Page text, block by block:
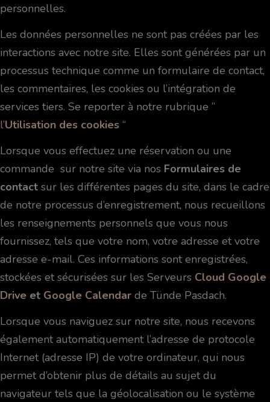
personnelles.
Les données personnelles ne sont pas créées par les
interactions avec notre site. Elles sont générées par un
processus technique comme un formulaire de contact,
les commentaires, les cookies ou l’intégration de
services tiers. Se reporter à notre rubrique ”
l’Utilisation des cookies “
Lorsque vous effectuez une réservation ou une
commande sur notre site via nos Formulaires de
contact sur les différentes pages du site, dans le cadre
de notre processus d’enregistrement, nous recueillons
les renseignements personnels que vous nous
fournissez, tels que votre nom, votre adresse et votre
adresse e-mail. Ces informations sont enregistrées,
stockées et sécurisées sur les Serveurs Cloud Google
Drive et Google Calendar de Tünde Pasdach.
Lorsque vous naviguez sur notre site, nous recevons
également automatiquement l’adresse de protocole
Internet (adresse IP) de votre ordinateur, qui nous
permet d’obtenir plus de détails au sujet du
navigateur tels que la géolocalisation ou le système